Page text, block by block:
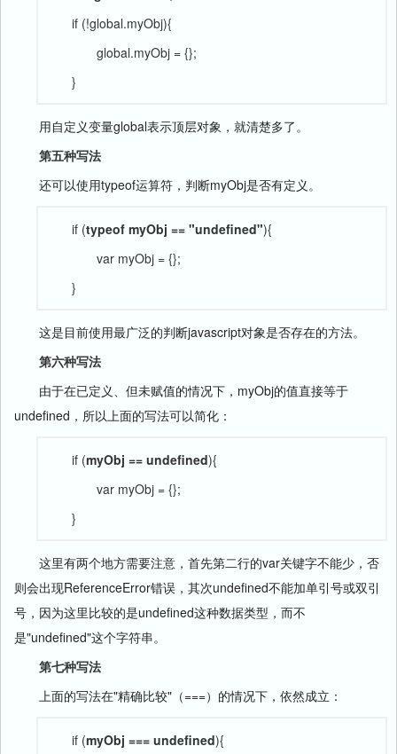
if (!global.myObj){
global.myObj = {};
}
用自定义变量global表示顶层对象，就清楚多了。
第五种写法
还可以使用typeof运算符，判断myObj是否有定义。
if (typeof myObj == "undefined"){
var myObj = {};
}
这是目前使用最广泛的判断javascript对象是否存在的方法。
第六种写法
由于在已定义、但未赋值的情况下，myObj的值直接等于
undefined，所以上面的写法可以简化：
if (myObj == undefined){
var myObj = {};
}
这里有两个地方需要注意，首先第二行的var关键字不能少，否
则会出现ReferenceError错误，其次undefined不能加单引号或双引
号，因为这里比较的是undefined这种数据类型，而不
是"undefined"这个字符串。
第七种写法
上面的写法在"精确比较"（===）的情况下，依然成立：
if (myObj === undefined){